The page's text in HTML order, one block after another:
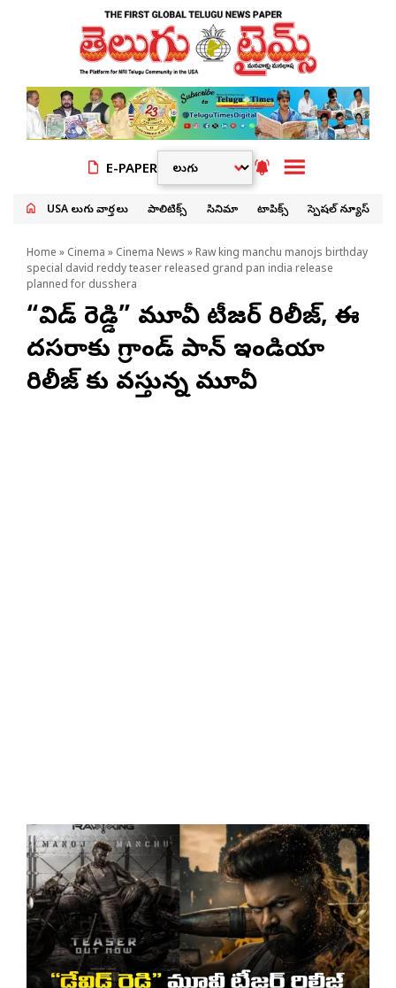
E-PAPER
USA తెలుగు వార్తలు పాలిటిక్స్ సినిమా టాపిక్స్ స్పెషల్ న్యూస్
Home » Cinema » Cinema News » Raw king manchu manojs birthday
special david reddy teaser released grand pan india release
planned for dusshera
“డేవిడ్ రెడ్డి” మూవీ టీజర్ రిలీజ్, ఈ
దసరాకు గ్రాండ్ పాన్ ఇండియా
రిలీజ్ కు వస్తున్న మూవీ